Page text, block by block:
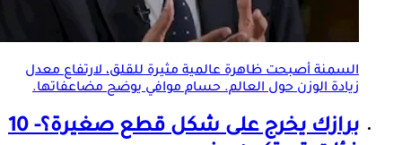
السمنة أصبحت ظاهرة عالمية مثيرة للقلق، لارتفاع معدل
زيادة الوزن حول العالم. حسام موافي يوضح مضاعفاتها.
برازك يخرج على شكل قطع صغيرة؟- 10